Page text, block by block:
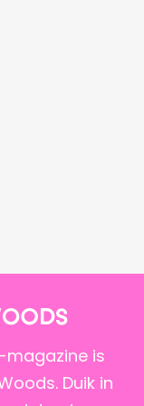
magazine is
Duik in